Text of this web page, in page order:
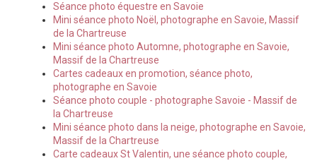
Séance photo équestre en Savoie
Mini séance photo Noël, photographe en Savoie, Massif
de la Chartreuse
Mini séance photo Automne, photographe en Savoie,
Massif de la Chartreuse
Cartes cadeaux en promotion, séance photo,
photographe en Savoie
Séance photo couple - photographe Savoie - Massif de
la Chartreuse
Mini séance photo dans la neige, photographe en Savoie,
Massif de la Chartreuse
Carte cadeaux St Valentin, une séance photo couple,